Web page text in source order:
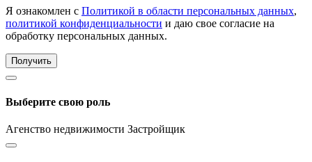
Я ознакомлен с Политикой в области персональных данных,
политикой конфиденциальности и даю свое согласие на
обработку персональных данных.
Получить
Выберите свою роль
Агенство недвижимости Застройщик